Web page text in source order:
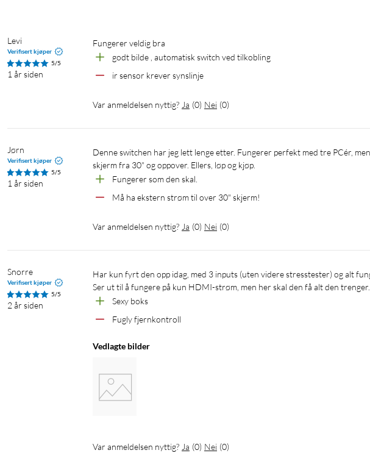
Levi
Verifisert kjøper
5/5
1 år siden
fungerer veldig bra
godt bilde , automatisk switch ved tilkobling
ir sensor krever synslinje
Var anmeldelsen nyttig? Ja (0) Nei (0)
Jørn
Verifisert kjøper
5/5
1 år siden
Denne switchen har jeg lett lenge etter. Fungerer perfekt med tre PCér, men trenger strøm for å drive godt skjermbilde til
skjerm fra 30" og oppover. Ellers, løp og kjøp.
Fungerer som den skal.
Må ha ekstern strøm til over 30" skjerm!
Var anmeldelsen nyttig? Ja (0) Nei (0)
Snorre
Verifisert kjøper
5/5
2 år siden
Har kun fyrt den opp idag, med 3 inputs (uten videre stresstester) og alt fungerer. Boksen er pen, fjernkontrollen ikke så.
Ser ut til å fungere på kun HDMI-strøm, men her skal den få alt den trenger.
Sexy boks
Fugly fjernkontroll
Vedlagte bilder
Var anmeldelsen nyttig? Ja (0) Nei (0)